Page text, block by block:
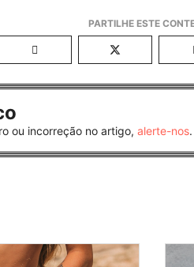
ou incorreção no artigo,alerte-nos